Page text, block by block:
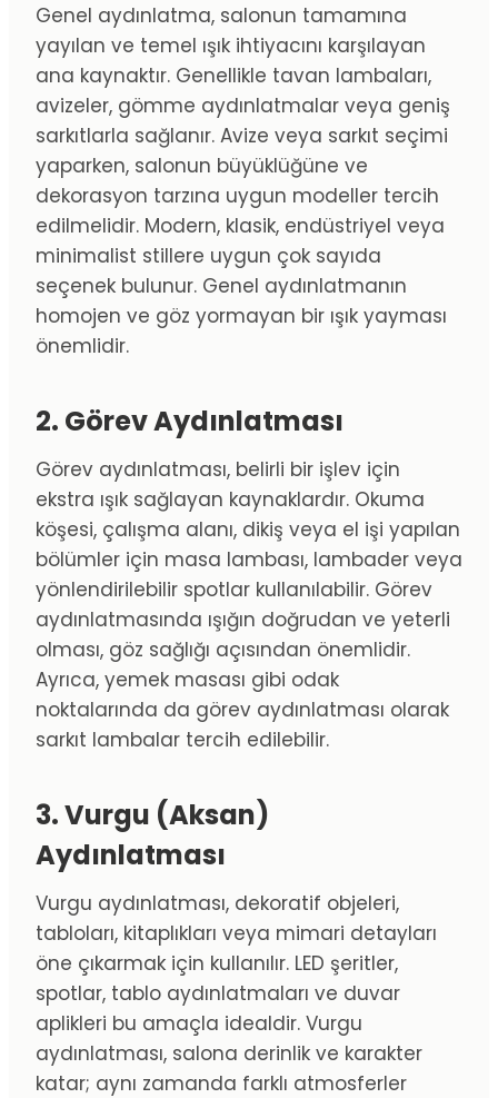
Genel aydınlatma, salonun tamamına
yayılan ve temel ışık ihtiyacını karşılayan
ana kaynaktır. Genellikle tavan lambaları,
avizeler, gömme aydınlatmalar veya geniş
sarkıtlarla sağlanır. Avize veya sarkıt seçimi
yaparken, salonun büyüklüğüne ve
dekorasyon tarzına uygun modeller tercih
edilmelidir. Modern, klasik, endüstriyel veya
minimalist stillere uygun çok sayıda
seçenek bulunur. Genel aydınlatmanın
homojen ve göz yormayan bir ışık yayması
önemlidir.
2. Görev Aydınlatması
Görev aydınlatması, belirli bir işlev için
ekstra ışık sağlayan kaynaklardır. Okuma
köşesi, çalışma alanı, dikiş veya el işi yapılan
bölümler için masa lambası, lambader veya
yönlendirilebilir spotlar kullanılabilir. Görev
aydınlatmasında ışığın doğrudan ve yeterli
olması, göz sağlığı açısından önemlidir.
Ayrıca, yemek masası gibi odak
noktalarında da görev aydınlatması olarak
sarkıt lambalar tercih edilebilir.
3. Vurgu (Aksan)
Aydınlatması
Vurgu aydınlatması, dekoratif objeleri,
tabloları, kitaplıkları veya mimari detayları
öne çıkarmak için kullanılır. LED şeritler,
spotlar, tablo aydınlatmaları ve duvar
aplikleri bu amaçla idealdir. Vurgu
aydınlatması, salona derinlik ve karakter
katar; aynı zamanda farklı atmosferler